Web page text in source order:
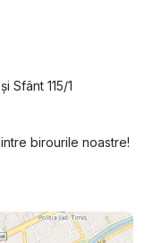
Sfânt 115/1
birourile noastre!